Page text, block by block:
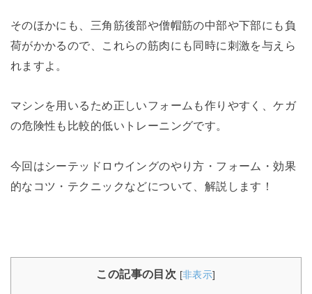
そのほかにも、三角筋後部や僧帽筋の中部や下部にも負
荷がかかるので、これらの筋肉にも同時に刺激を与えら
れますよ。
マシンを用いるため正しいフォームも作りやすく、ケガ
の危険性も比較的低いトレーニングです。
今回はシーテッドロウイングのやり方・フォーム・効果
的なコツ・テクニックなどについて、解説します！
この記事の目次 [非表示]